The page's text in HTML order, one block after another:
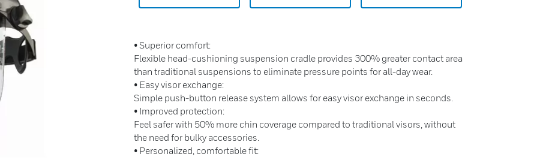
• Superior comfort:
Flexible head-cushioning suspension cradle provides 300% greater contact area
than traditional suspensions to eliminate pressure points for all-day wear.
• Easy visor exchange:
Simple push-button release system allows for easy visor exchange in seconds.
• Improved protection:
Feel safer with 50% more chin coverage compared to traditional visors, without
the need for bulky accessories.
• Personalized, comfortable fit: